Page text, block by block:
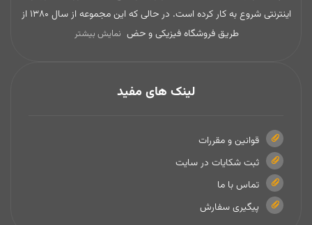
اینترنتی شروع به کار کرده است. در حالی که این مجموعه از سال 1380 از
طریق فروشگاه فیزیکی و حض نمایش بیشتر
لینک های مفید
قوانین و مقررات
ثبت شکایات در سایت
تماس با ما
پیگیری سفارش